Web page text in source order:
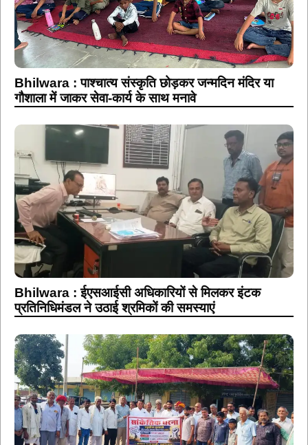
Bhilwara : पाश्चात्य संस्कृति छोड़कर जन्मदिन मंदिर या
गौशाला में जाकर सेवा-कार्य के साथ मनावे
Bhilwara : ईएसआईसी अधिकारियों से मिलकर इंटक
प्रतिनिधिमंडल ने उठाई श्रमिकों की समस्याएं